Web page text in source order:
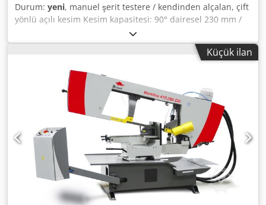
Durum: yeni, manuel şerit testere / kendinden alçalan, çift
yönlü açılı kesim Kesim kapasitesi: 90° dairesel 230 mm /
düz 275 x 230 mm / kare 230 mm 45° sağ dairesel 195 mm
/ düz 190 x 190 mm / kare 190 mm 45° sol dairesel 170 mm
/ düz 185 x 150 mm / kare 150 mm 60° sağ dairesel 120
mm / düz 120 x 85 mm / kare 85 mm Malzeme destek
yüksekliği 760 mm Testere bandı boyutu 2720x27x0,9 mm
Kesme hızı 40/80 m/dak. Tahrik gücü 1,1/1,5 kW // 400V //
50 Hz En küçük çap 5 mm Boyutlar U x G x Y 1600 x 1150 x
1477 mm Ağırlık 370 kg Dkjdpedx Nf Hofx Agter - Ek ücret
karşılığında minimum miktarda yağlama eklenebilir. -
Uygun rulolu konveyör ve malzeme stopları mevcuttur.
Küçük ilan